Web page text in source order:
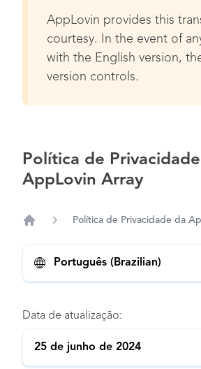
AppLovin provides this
courtesy. In the event of
with the English version,
version controls.
Política de
AppLovin Array
Política de Privacidade da
Português (Brazilian)
Data de atualização:
25 de junho de 2024